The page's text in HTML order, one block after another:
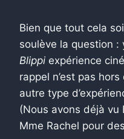
Bien que tout cela
soulève la question
Blippi expérience
rappel n’est pas
autre type
(Nous avons déjà vu
Mme Rachel pour